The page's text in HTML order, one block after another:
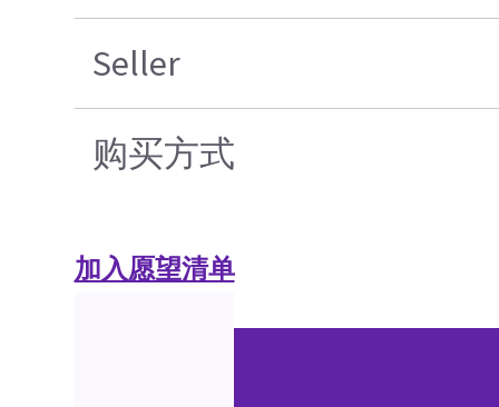
Seller
购买方式
加入愿望清单